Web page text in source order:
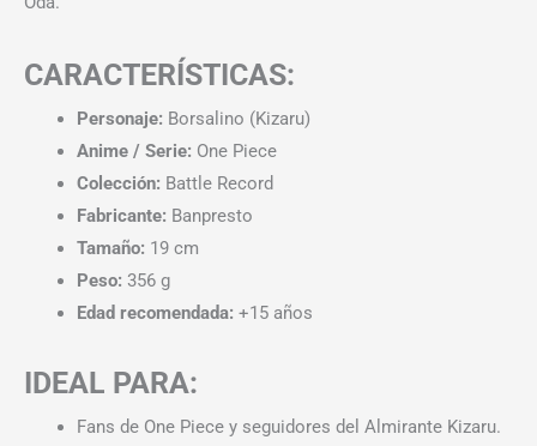
CARACTERÍSTICAS:
Personaje: Borsalino (Kizaru)
Anime / Serie: One Piece
Colección: Battle Record
Fabricante: Banpresto
Tamaño: 19 cm
Peso: 356 g
Edad recomendada: +15 años
IDEAL PARA:
Fans de One Piece y seguidores del Almirante Kizaru.